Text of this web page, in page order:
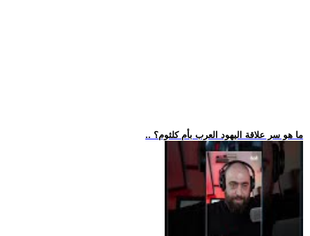
.. ما هو سر علاقة اليهود العرب بأم كلثوم؟